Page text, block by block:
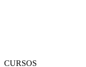
CURSOS